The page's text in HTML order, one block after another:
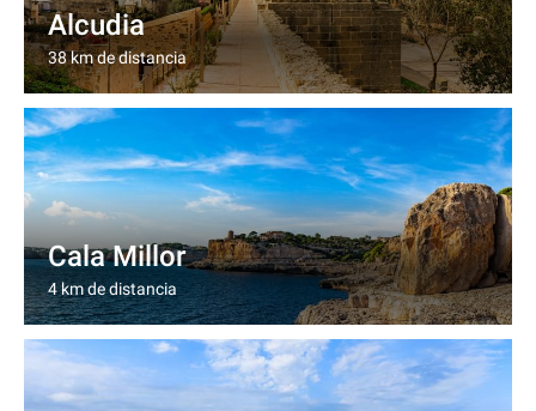
Alcudia
38 km de distancia
Cala Millor
4 km de distancia